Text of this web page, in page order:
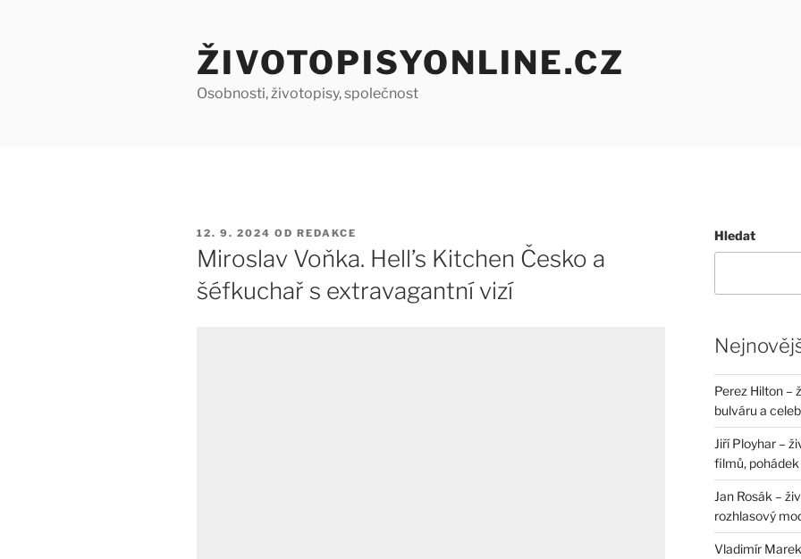
ŽIVOTOPISYONLINE.CZ
Osobnosti, životopisy, společnost
PUBLIKOVÁNO
12. 9. 2024 OD REDAKCE
Miroslav Voňka. Hell’s Kitchen Česko a
šéfkuchař s extravagantní vizí
Hledat
Perez Hilton –
bulváru a
Jiří Ployhar –
filmů, pohádek
Jan Rosák –
rozhlasový
Vladimír